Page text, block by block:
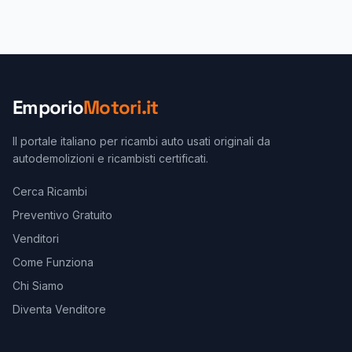
EmporioMotori.it
Il portale italiano per ricambi auto usati originali da
autodemolizioni e ricambisti certificati.
Cerca Ricambi
Preventivo Gratuito
Venditori
Come Funziona
Chi Siamo
Diventa Venditore